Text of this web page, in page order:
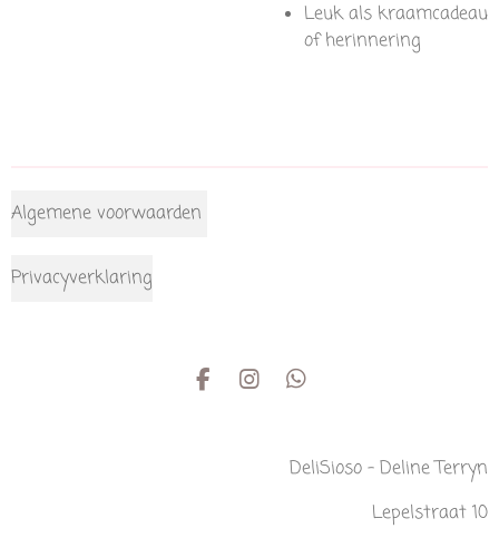
Leuk als kraamcadeau
of herinnering
Algemene voorwaarden
Privacyverklaring
F I W
s
DeliSioso - Deline Terryn
Lepelstraat 10